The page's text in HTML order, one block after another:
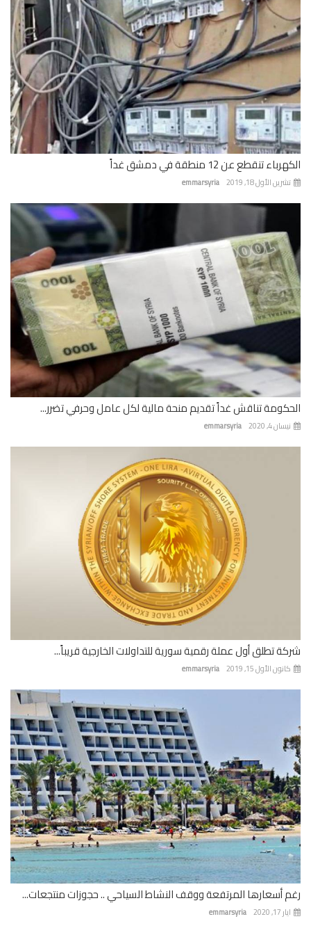
تنقطع عن 12 منطقة في دمشق غداً
emmarsyria الأول 18, 2019
تناقش غداً تقديم منحة مالية لكل عامل وحرفي تضرر...
emmarsyria 4, 2020
تطلق أول عملة رقمية سورية للتداولات الخارجية قريباً...
emmarsyria الأول 15, 2019
أسعارها المرتفعة ووقف النشاط السياحي .. حجوزات منتجعات...
emmarsyria